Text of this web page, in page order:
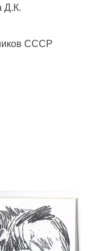
Д.К.
СССР